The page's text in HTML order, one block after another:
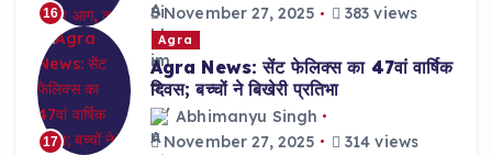
16
November 27, 2025
383 views
17
Agra
Agra News: सेंट फेलिक्स का 47वां वार्षिक
दिवस; बच्चों ने बिखेरी प्रतिभा
Abhimanyu Singh
November 27, 2025
314 views